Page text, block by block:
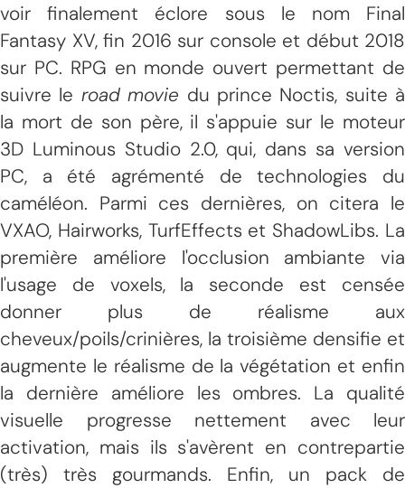
voir finalement éclore sous le nom Final
Fantasy XV, fin 2016 sur console et début 2018
sur PC. RPG en monde ouvert permettant de
suivre le road movie du prince Noctis, suite à
la mort de son père, il s'appuie sur le moteur
3D Luminous Studio 2.0, qui, dans sa version
PC, a été agrémenté de technologies du
caméléon. Parmi ces dernières, on citera le
VXAO, Hairworks, TurfEffects et ShadowLibs. La
première améliore l'occlusion ambiante via
l'usage de voxels, la seconde est censée
donner plus de réalisme aux
cheveux/poils/crinières, la troisième densifie et
augmente le réalisme de la végétation et enfin
la dernière améliore les ombres. La qualité
visuelle progresse nettement avec leur
activation, mais ils s'avèrent en contrepartie
(très) très gourmands. Enfin, un pack de